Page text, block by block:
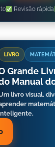
Revisão rápida
LIVRO
Grande
Manual
livro visual,